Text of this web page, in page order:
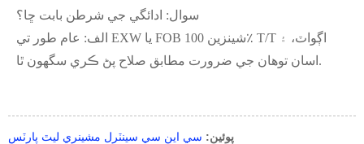
سوال: ادائگي جي شرطن بابت ڇا؟
الف: عام طور تي EXW يا FOB شينزين 100٪ T/T اڳواٽ، ۽
اسان توهان جي ضرورت مطابق صلاح پڻ ڪري سگهون ٿا.
پوئين: سي اين سي سينٽرل مشينري ليٿ پارٽس